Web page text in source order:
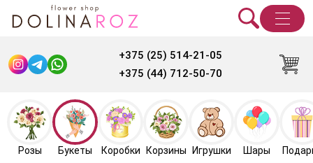
+375 (25) 514-21-05
+375 (44) 712-50-70
Розы Букеты Коробки Корзины Игрушки Шары